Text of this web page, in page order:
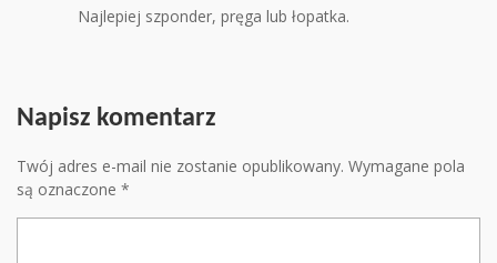
Najlepiej szponder, pręga lub łopatka.
Napisz komentarz
Twój adres e-mail nie zostanie opublikowany. Wymagane pola
są oznaczone *